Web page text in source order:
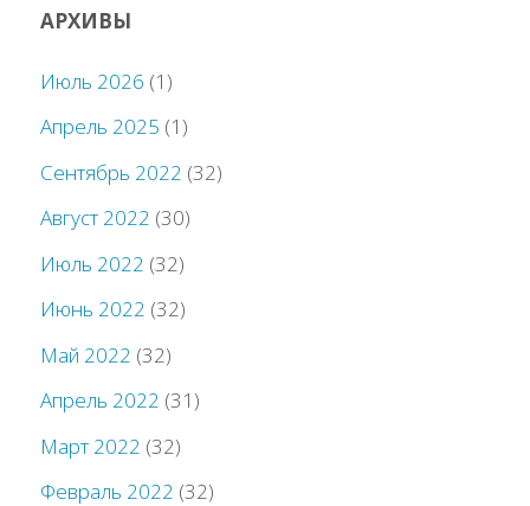
АРХИВЫ
Июль 2026 (1)
Апрель 2025 (1)
Сентябрь 2022 (32)
Август 2022 (30)
Июль 2022 (32)
Июнь 2022 (32)
Май 2022 (32)
Апрель 2022 (31)
Март 2022 (32)
Февраль 2022 (32)